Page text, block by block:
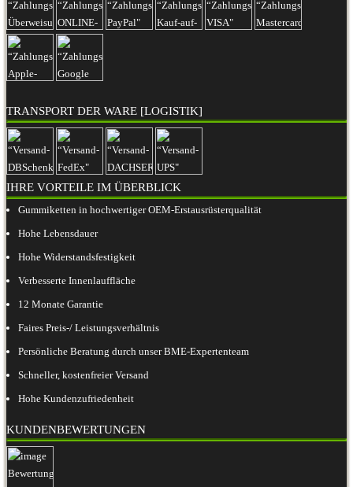
TRANSPORT DER WARE [LOGISTIK]
IHRE VORTEILE IM ÜBERBLICK
Gummiketten in hochwertiger OEM-Erstausrüsterqualität
Hohe Lebensdauer
Hohe Widerstandsfestigkeit
Verbesserte Innenlauffläche
12 Monate Garantie
Faires Preis-/ Leistungsverhältnis
Persönliche Beratung durch unser BME-Expertenteam
Schneller, kostenfreier Versand
Hohe Kundenzufriedenheit
KUNDENBEWERTUNGEN